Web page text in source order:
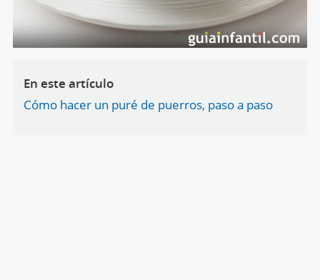
En este artículo
Cómo hacer un puré de puerros, paso a paso